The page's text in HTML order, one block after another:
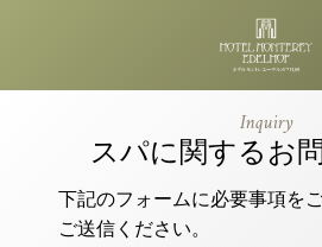
Inquiry
スパに関するお
下記のフォームに必要事項を
ご送信ください。